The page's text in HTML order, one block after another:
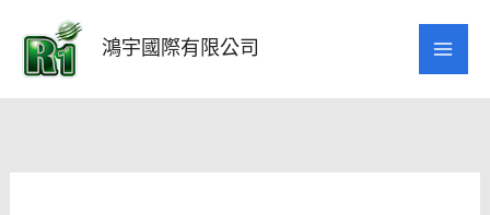
要
鴻宇國際有限公司